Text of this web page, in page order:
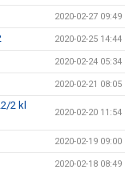
2020-02-27 09:49
2020-02-25 14:44
2020-02-24 05:34
2020-02-21 08:05
2 kl
2020-02-20 11:54
2020-02-19 09:00
2020-02-18 08:49